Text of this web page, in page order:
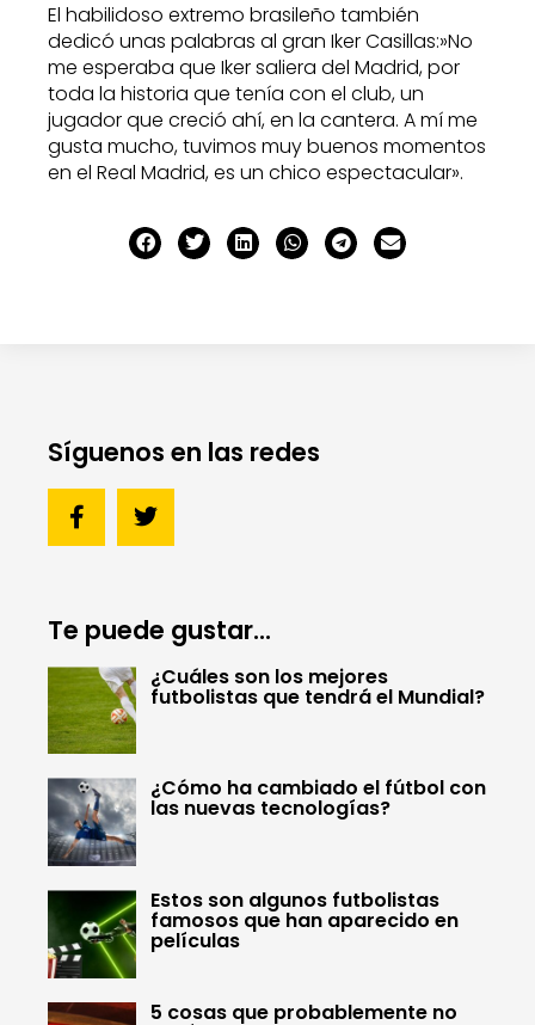
El habilidoso extremo brasileño también
dedicó unas palabras al gran Iker Casillas:»No
me esperaba que Iker saliera del Madrid, por
toda la historia que tenía con el club, un
jugador que creció ahí, en la cantera. A mí me
gusta mucho, tuvimos muy buenos momentos
en el Real Madrid, es un chico espectacular».
Síguenos en las redes
Te puede gustar...
¿Cuáles son los mejores
futbolistas que tendrá el Mundial?
¿Cómo ha cambiado el fútbol con
las nuevas tecnologías?
Estos son algunos futbolistas
famosos que han aparecido en
películas
5 cosas que probablemente no